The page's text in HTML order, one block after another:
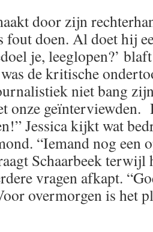
door zijn
fout doen. Al doet hij
je, leeglopen?’
de kritische
niet bang
onze geïnterviewden.
Jessica kijkt wat
“Iemand nog een
Schaarbeek terwijl
vragen afkapt.
overmorgen is het